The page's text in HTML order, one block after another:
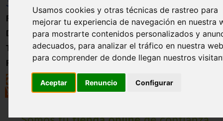
Usamos cookies y otras técnicas de rastreo para
mejorar tu experiencia de navegación en nuestra
para mostrarte contenidos personalizados y
adecuados, para analizar el tráfico en nuestra
para comprender de donde llegan nuestros
Aceptar Renuncio Configurar
Juguetes
Formación
Directorio
Trabajo
Registro